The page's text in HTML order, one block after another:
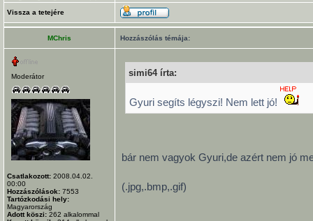
Vissza a tetejére
MChris Hozzászólás témája:
Moderátor
Csatlakozott: 2008.04.02.
00:00
Hozzászólások: 7553
Tartózkodási hely:
Magyarország
Adott köszi: 262 alkalommal
simi64 írta:
Gyuri segíts légyszi! Nem lett jó!
bár nem vagyok Gyuri,de azért nem jó
(.jpg,.bmp,.gif)